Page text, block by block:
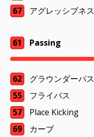
67
アグレッシブネス
61 Passing
62
グラウンダーパス
55
フライパス
57
Place Kicking
69
カーブ